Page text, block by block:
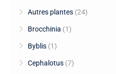
Autres plantes (24)
Brocchinia (1)
Byblis (1)
Cephalotus (7)